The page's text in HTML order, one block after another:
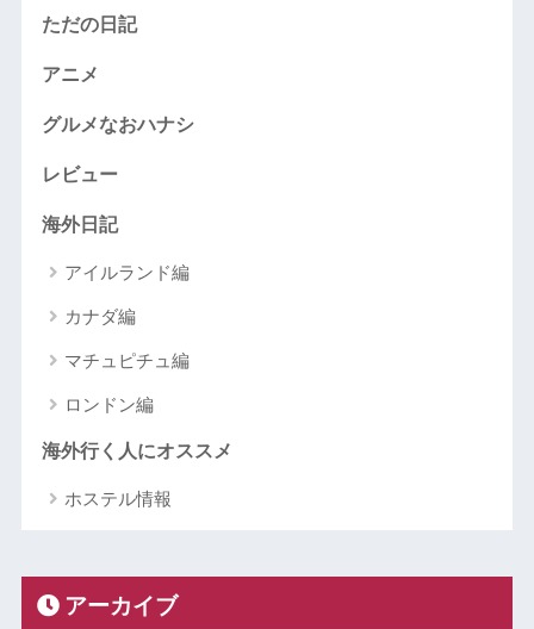
ただの日記
アニメ
グルメなおハナシ
レビュー
海外日記
アイルランド編
カナダ編
マチュピチュ編
ロンドン編
海外行く人にオススメ
ホステル情報
アーカイブ